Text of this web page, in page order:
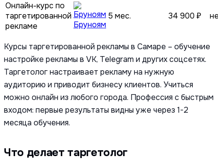
Онлайн-курс по
таргетированной
рекламе
Бруноям
5 мес. 34 900 ₽
Курсы таргетированной рекламы в Самаре – обучение
настройке рекламы в VK, Telegram и других соцсетях.
Таргетолог настраивает рекламу на нужную
аудиторию и приводит бизнесу клиентов. Учиться
можно онлайн из любого города. Профессия с быстрым
входом: первые результаты видны уже через 1-2
месяца обучения.
Что делает таргетолог